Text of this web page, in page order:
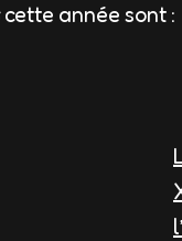
cette année sont :